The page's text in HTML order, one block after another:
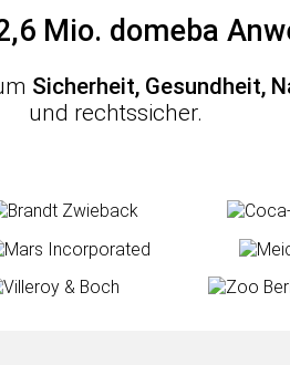
Mio. domeba
Sicherheit, Gesundheit,
und rechtssicher.